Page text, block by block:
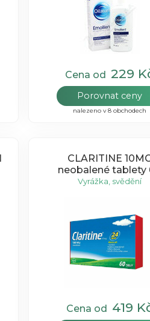
Cena od 229
Porovnat ceny
nalezeno v 8 obchodech
CLARITINE
neobalené tablety
Vyrážka, svědění
Cena od 419